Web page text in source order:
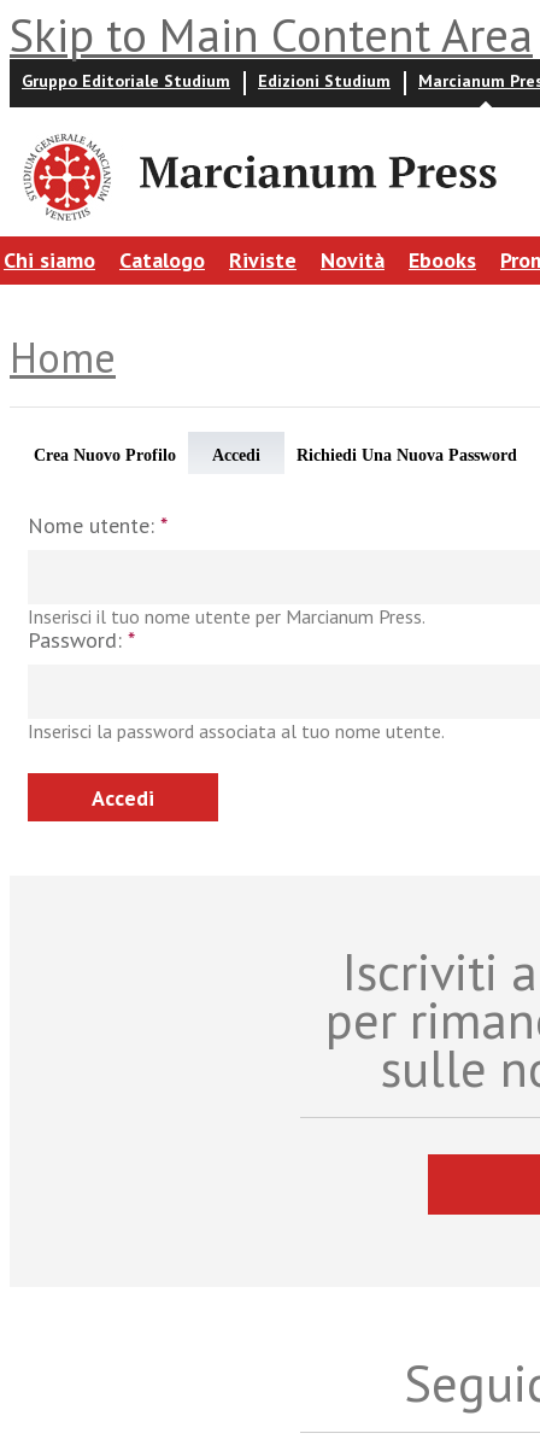
Skip to Main Content Area
Gruppo Editoriale Studium Edizioni Studium Marcianum
Chi siamo Catalogo Riviste Novità Ebooks
Home
Crea Nuovo Profilo Accedi Richiedi Una Nuova Password
Nome utente: *
Inserisci il tuo nome utente per Marcianum Press.
Password: *
Inserisci la password associata al tuo nome utente.
Iscriviti
per
sulle